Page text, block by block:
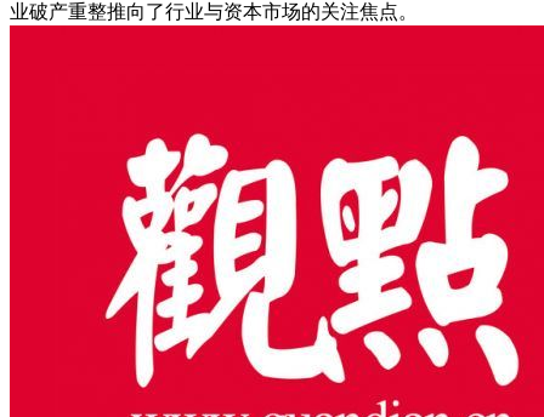
业破产重整推向了行业与资本市场的关注焦点。